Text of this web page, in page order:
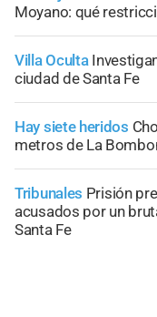
Moyano: qué
Villa Oculta
ciudad de Santa Fe
Hay siete heridos
metros de La
Tribunales Prisión
acusados por un
Santa Fe